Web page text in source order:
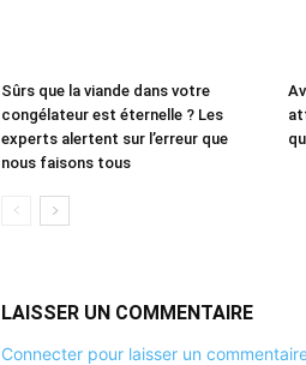
Sûrs que la viande dans votre
congélateur est éternelle ? Les
experts alertent sur l’erreur que
nous faisons tous
LAISSER UN COMMENTAIRE
Connecter pour laisser un